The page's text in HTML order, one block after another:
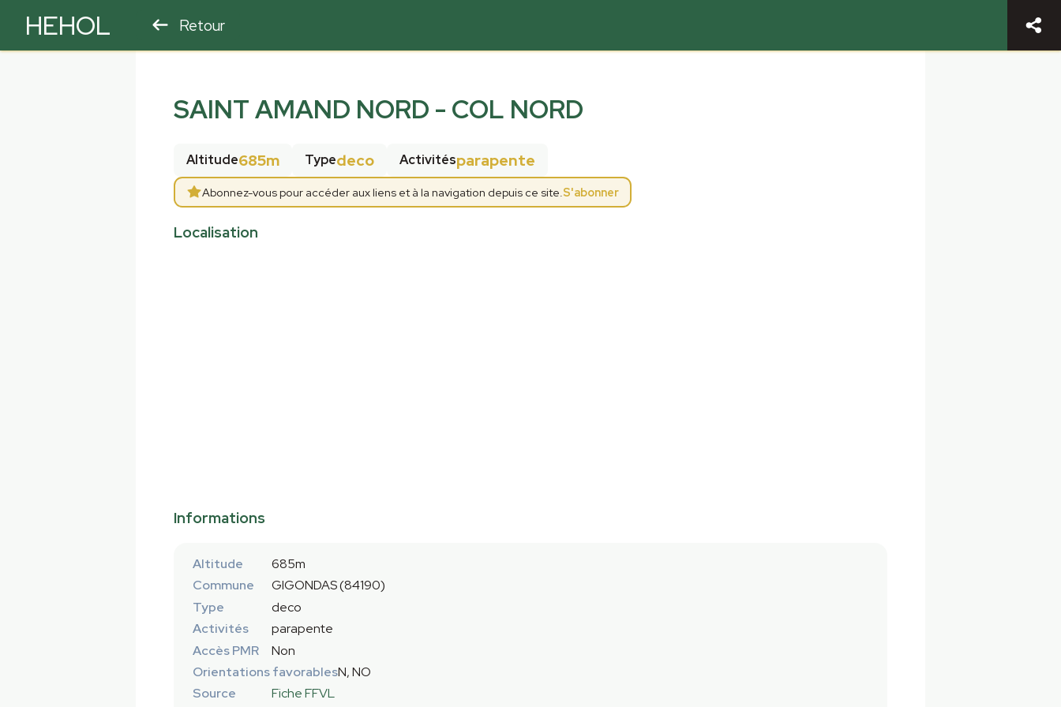
HEHOL Retour
SAINT AMAND NORD - COL NORD
Altitude685m Typedeco Activitésparapente
Abonnez-vous pour accéder aux liens et à la navigation depuis ce site.S'abonner
Localisation
Informations
Altitude
685m
Commune
GIGONDAS (84190)
Type
deco
Activités
parapente
Accès PMR
Non
Orientations favorablesN, NO
Source
Fiche FFVL